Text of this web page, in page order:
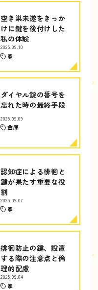
空き巣未遂をきっか
けに鍵を後付けした
私の体験
2025.09.10
家
ダイヤル錠の番号を
忘れた時の最終手段
2025.09.09
金庫
認知症による徘徊と
鍵が果たす重要な役
割
2025.09.07
家
徘徊防止の鍵、設置
する際の注意点と倫
理的配慮
2025.09.04
家